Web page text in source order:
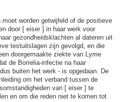
worden getwijfeld of de positieve
door [ eiser ] in haar werk voor
gezondheidsklachten al dateren uit
testuitslagen zijn gevolgd, en die
doorgemaakte ziekte van Lyme
de Borrelia-infectie na haar
buiten het werk - is opgedaan. De
om het verband tussen de
van [ eiser ] te
en om die reden niet te komen tot